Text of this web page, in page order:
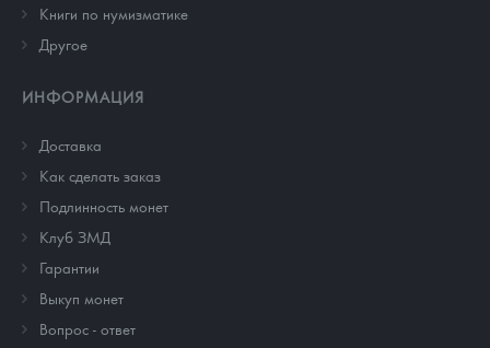
Книги по нумизматике
Другое
ИНФОРМАЦИЯ
Доставка
Как сделать заказ
Подлинность монет
Клуб ЗМД
Гарантии
Выкуп монет
Вопрос - ответ